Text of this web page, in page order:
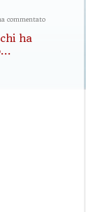
commentato
ha